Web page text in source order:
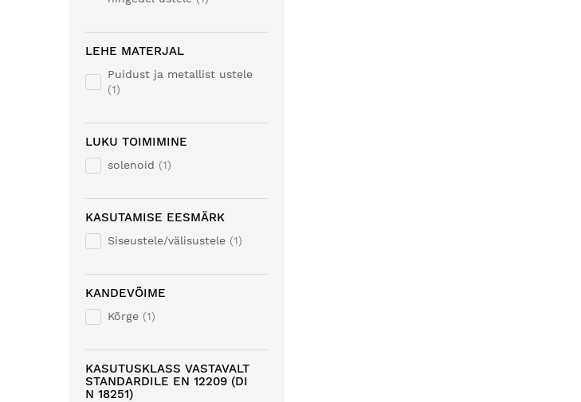
LEHE MATERJAL
Puidust ja metallist ustele
1
LUKU TOIMIMINE
solenoid 1
KASUTAMISE EESMÄRK
Siseustele/välisustele 1
KANDEVÕIME
Kõrge 1
KASUTUSKLASS VASTAVALT
STANDARDILE EN 12209 (DI
N 18251)